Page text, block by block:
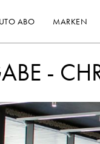
ABO MARKEN
-